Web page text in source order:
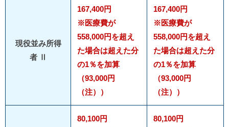
現役並み所得
者 Ⅱ
167,400円
※医療費が
558,000円を超え
た場合は超えた分
の1％を加算
（93,000円
（注））
167,400円
※医療費が
558,000円を超え
た場合は超えた分
の1％を加算
（93,000円
（注））
80,100円
80,100円